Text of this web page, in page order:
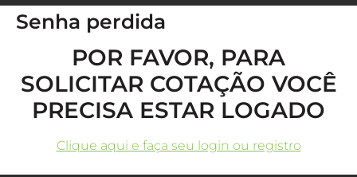
Senha perdida
POR FAVOR, PARA
SOLICITAR COTAÇÃO VOCÊ
PRECISA ESTAR LOGADO
Clique aqui e faça seu login ou registro